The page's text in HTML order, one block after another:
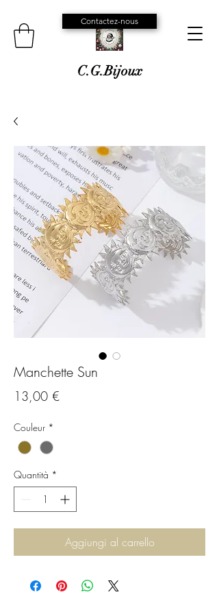
C.G.Bijoux
Contactez-nous
Manchette Sun
13,00 €
Couleur *
Quantità *
Aggiungi al carrello